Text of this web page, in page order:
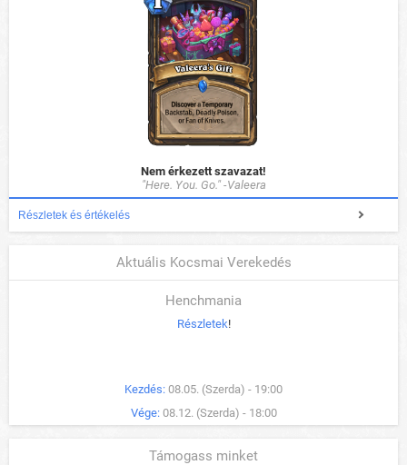
Nem érkezett szavazat!
"Here. You. Go." -Valeera
Részletek és értékelés
Aktuális Kocsmai Verekedés
Henchmania
Részletek!
Kezdés: 08.05. (Szerda) - 19:00
Vége: 08.12. (Szerda) - 18:00
Támogass minket